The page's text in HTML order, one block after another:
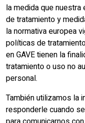
la medida que
de tratamiento y
la normativa europea
políticas de
en GAVE tienen la
tratamiento o uso no
personal.
También utilizamos la
responderle cuando